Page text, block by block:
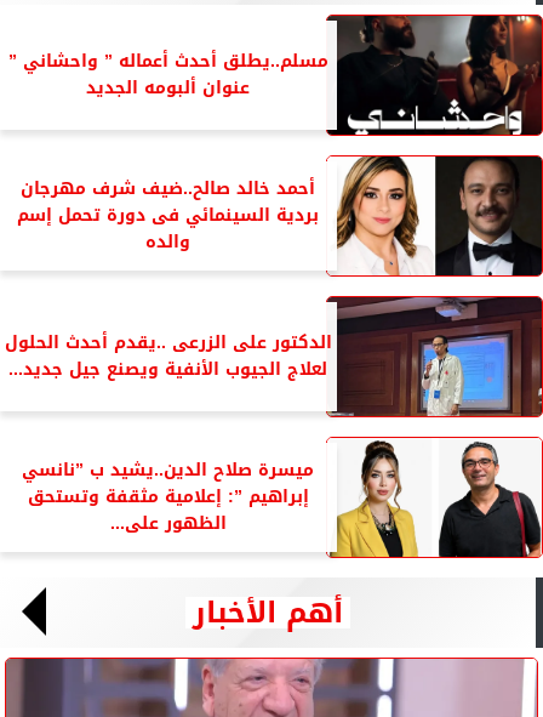
مسلم..يطلق أحدث أعماله ” واحشاني ”
عنوان ألبومه الجديد
أحمد خالد صالح..ضيف شرف مهرجان
بردية السينمائي فى دورة تحمل إسم
والده
الدكتور على الزرعى ..يقدم أحدث الحلول
لعلاج الجيوب الأنفية ويصنع جيل جديد...
ميسرة صلاح الدين..يشيد ب ”نانسي
إبراهيم ”: إعلامية مثقفة وتستحق
الظهور على...
أهم الأخبار